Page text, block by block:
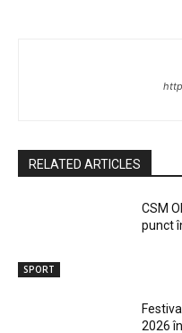
RELATED ARTICLES
SPORT
CSM
punct
2026